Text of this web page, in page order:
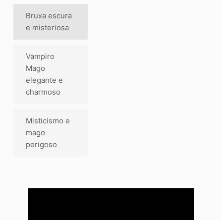
Bruxa escura
e misteriosa
Vampiro
Mago
elegante e
charmoso
Misticismo e
mago
perigoso